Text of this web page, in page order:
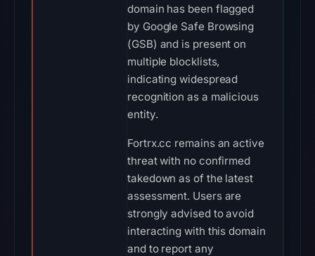
domain has been flagged
by Google Safe Browsing
(GSB) and is present on
multiple blocklists,
indicating widespread
recognition as a malicious
entity.
Fortrx.cc remains an active
threat with no confirmed
takedown as of the latest
assessment. Users are
strongly advised to avoid
interacting with this domain
and to report any